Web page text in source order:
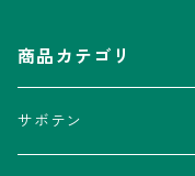
商品カテゴリ
サボテン